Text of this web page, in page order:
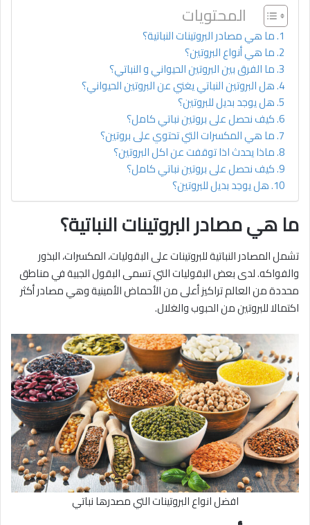
المحتويات
ما هي مصادر البروتينات النباتية؟
ما هي أنواع البروتين؟
ما الفرق بين البروتين الحيواني و النباتي؟
هل البروتين النباتي يغني عن البروتين الحيواني؟
هل يوجد بديل للبروتين؟
كيف نحصل على بروتين نباتي كامل؟
ما هي المكسرات التي تحتوي على بروتين؟
ماذا يحدث اذا توقفت عن اكل البروتين؟
كيف نحصل على بروتين نباتي كامل؟
هل يوجد بديل للبروتين؟
ما هي مصادر البروتينات النباتية؟
تشمل المصادر النباتية للبروتينات على البقوليات، المكسرات، البذور
والفواكه. لدى بعض البقوليات التي تسمى البقول الجبية في مناطق
محددة من العالم تراكيز أعلى من الأحماض الأمينية وهي مصادر أكثر
اكتمالا للبروتين من الحبوب والغلال.
افضل انواع البروتينات التي مصدرها نباتي